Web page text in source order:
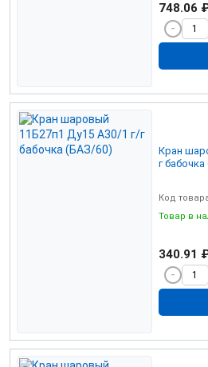
748.06
Кран
г
Код
Товар в
340.91